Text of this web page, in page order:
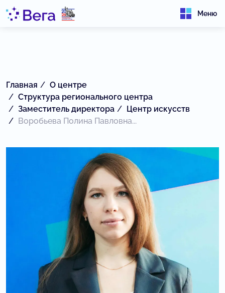
Меню
Главная
О центре
Структура регионального центра
Заместитель директора
Центр искусств
Воробьева Полина Павловна...